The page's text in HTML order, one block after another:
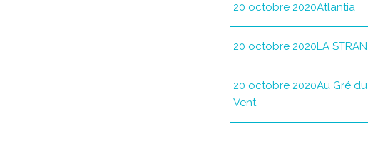
20 octobre 2020Atlantia
20 octobre 2020LA STRAN
20 octobre 2020Au Gré du
Vent